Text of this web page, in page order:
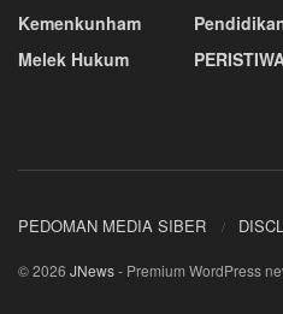
Kemenkunham
Melek Hukum
PEDOMAN MEDIA SIBER
© 2026 JNews- Premium WordPress